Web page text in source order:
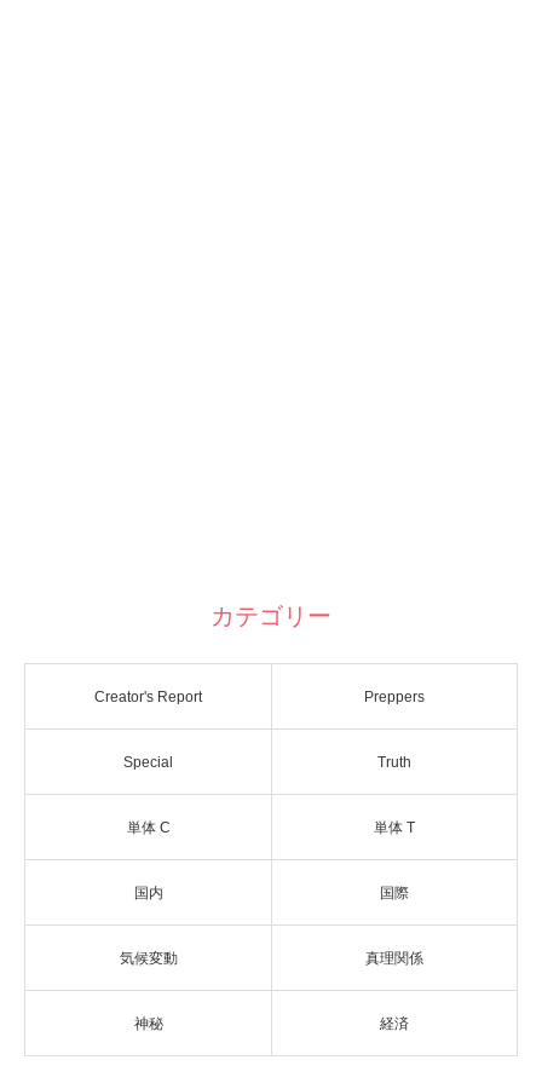
カテゴリー
Creator's Report Preppers
Special Truth
単体 C 単体 T
国内 国際
気候変動 真理関係
神秘 経済